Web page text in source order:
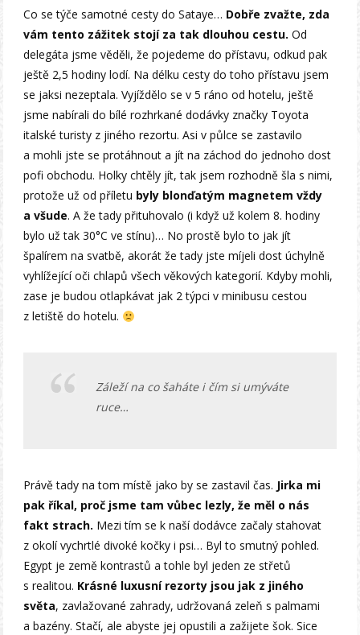
Co se týče samotné cesty do Sataye… Dobře zvažte, zda
vám tento zážitek stojí za tak dlouhou cestu. Od
delegáta jsme věděli, že pojedeme do přístavu, odkud pak
ještě 2,5 hodiny lodí. Na délku cesty do toho přístavu jsem
se jaksi nezeptala. Vyjíždělo se v 5 ráno od hotelu, ještě
jsme nabírali do bílé rozhrkané dodávky značky Toyota
italské turisty z jiného rezortu. Asi v půlce se zastavilo
a mohli jste se protáhnout a jít na záchod do jednoho dost
pofi obchodu. Holky chtěly jít, tak jsem rozhodně šla s nimi,
protože už od příletu byly blonďatým magnetem vždy
a všude. A že tady přituhovalo (i když už kolem 8. hodiny
bylo už tak 30°C ve stínu)… No prostě bylo to jak jít
špalírem na svatbě, akorát že tady jste míjeli dost úchylně
vyhlížející oči chlapů všech věkových kategorií. Kdyby mohli,
zase je budou otlapkávat jak 2 týpci v minibusu cestou
z letiště do hotelu.
Záleží na co šaháte i čím si umýváte
ruce…
Právě tady na tom místě jako by se zastavil čas. Jirka mi
pak říkal, proč jsme tam vůbec lezly, že měl o nás
fakt strach. Mezi tím se k naší dodávce začaly stahovat
z okolí vychrtlé divoké kočky i psi… Byl to smutný pohled.
Egypt je země kontrastů a tohle byl jeden ze střetů
s realitou. Krásné luxusní rezorty jsou jak z jiného
světa, zavlažované zahrady, udržovaná zeleň s palmami
a bazény. Stačí, ale abyste jej opustili a zažijete šok. Sice